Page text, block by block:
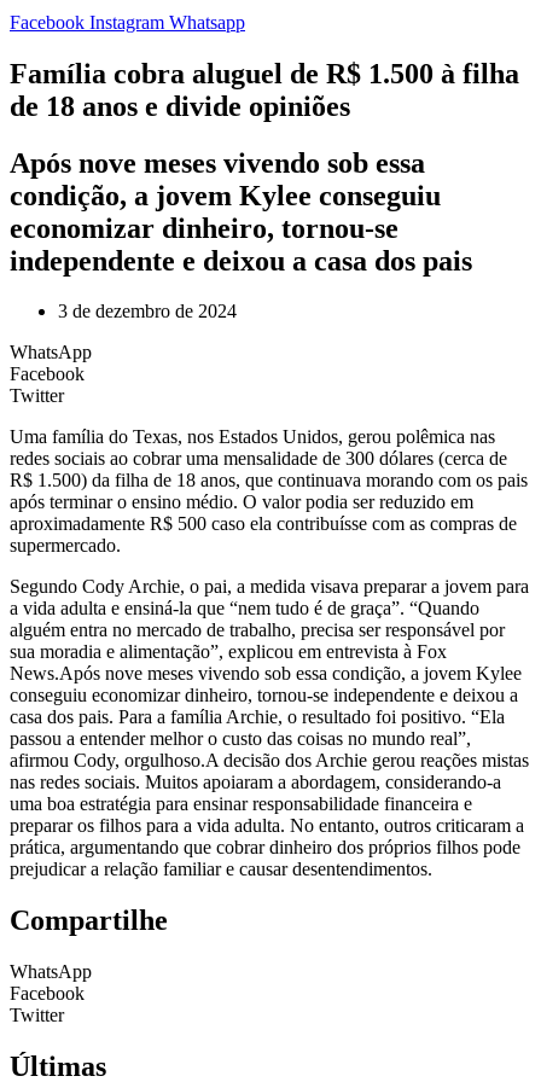
Facebook Instagram Whatsapp
Família cobra aluguel de R$ 1.500 à filha
de 18 anos e divide opiniões
Após nove meses vivendo sob essa
condição, a jovem Kylee conseguiu
economizar dinheiro, tornou-se
independente e deixou a casa dos pais
3 de dezembro de 2024
WhatsApp
Facebook
Twitter
Uma família do Texas, nos Estados Unidos, gerou polêmica nas
redes sociais ao cobrar uma mensalidade de 300 dólares (cerca de
R$ 1.500) da filha de 18 anos, que continuava morando com os pais
após terminar o ensino médio. O valor podia ser reduzido em
aproximadamente R$ 500 caso ela contribuísse com as compras de
supermercado.
Segundo Cody Archie, o pai, a medida visava preparar a jovem para
a vida adulta e ensiná-la que “nem tudo é de graça”. “Quando
alguém entra no mercado de trabalho, precisa ser responsável por
sua moradia e alimentação”, explicou em entrevista à Fox
News.Após nove meses vivendo sob essa condição, a jovem Kylee
conseguiu economizar dinheiro, tornou-se independente e deixou a
casa dos pais. Para a família Archie, o resultado foi positivo. “Ela
passou a entender melhor o custo das coisas no mundo real”,
afirmou Cody, orgulhoso.A decisão dos Archie gerou reações mistas
nas redes sociais. Muitos apoiaram a abordagem, considerando-a
uma boa estratégia para ensinar responsabilidade financeira e
preparar os filhos para a vida adulta. No entanto, outros criticaram a
prática, argumentando que cobrar dinheiro dos próprios filhos pode
prejudicar a relação familiar e causar desentendimentos.
Compartilhe
WhatsApp
Facebook
Twitter
Últimas